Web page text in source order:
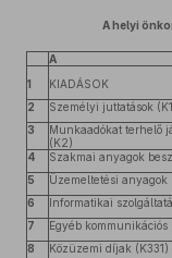
A helyi
A
1
KIADÁSOK
2
Személyi juttatások
3
Munkaadókat terhelő
(K2)
4 Szakmai anyagok
5
Üzemeltetési anyagok
6
Informatikai
7
Egyéb
8
Közüzemi díjak (K331)